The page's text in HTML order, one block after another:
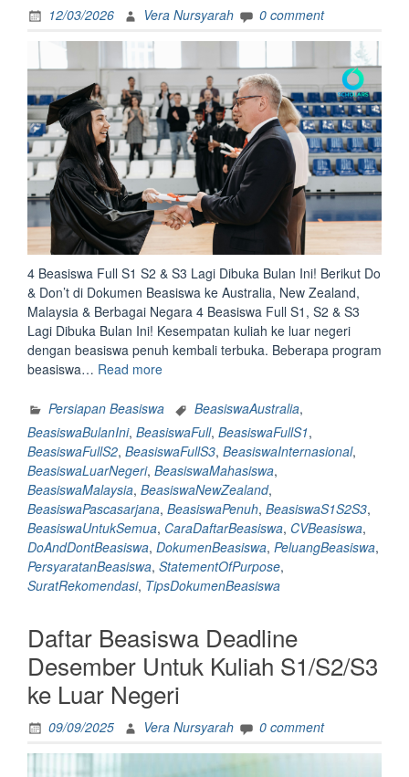
AAS
|
MEXT
|
BIB
|
12/03/2026 Vera Nursyarah 0 comment
4 Beasiswa Full S1 S2 & S3 Lagi Dibuka Bulan Ini! Berikut Do
& Don’t di Dokumen Beasiswa ke Australia, New Zealand,
Malaysia & Berbagai Negara 4 Beasiswa Full S1, S2 & S3
Lagi Dibuka Bulan Ini! Kesempatan kuliah ke luar negeri
dengan beasiswa penuh kembali terbuka. Beberapa program
beasiswa… Read more“4
Full
S1
S2
&
S3
Lagi
Dibuka
Bulan
Ini!
Berikut
Don’t
Dokumen
Beasiswa
Australia,
New
Zealand,
Persiapan Beasiswa BeasiswaAustralia,
BeasiswaBulanIni, BeasiswaFull, BeasiswaFullS1,
BeasiswaFullS2, BeasiswaFullS3, BeasiswaInternasional,
BeasiswaLuarNegeri, BeasiswaMahasiswa,
BeasiswaMalaysia, BeasiswaNewZealand,
BeasiswaPascasarjana, BeasiswaPenuh, BeasiswaS1S2S3,
BeasiswaUntukSemua, CaraDaftarBeasiswa, CVBeasiswa,
DoAndDontBeasiswa, DokumenBeasiswa, PeluangBeasiswa,
PersyaratanBeasiswa, StatementOfPurpose,
SuratRekomendasi, TipsDokumenBeasiswa
Daftar Beasiswa Deadline
Desember Untuk Kuliah S1/S2/S3
ke Luar Negeri
09/09/2025 Vera Nursyarah 0 comment